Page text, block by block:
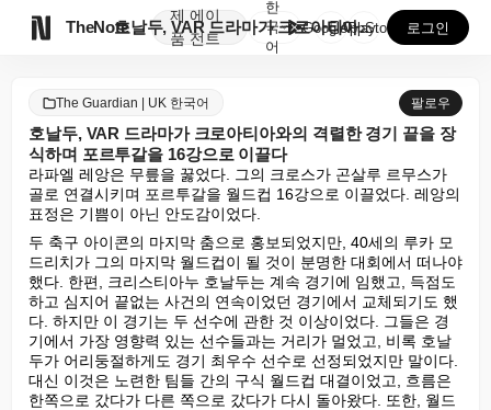
TheNote
제
품
에이
전트
호날두, VAR 드라마가 크로아티아와의 격렬한 경기 끝...
한
국
어
GooglePlay
AppStore 로그인
The Guardian | UK 한국어 팔로우
호날두, VAR 드라마가 크로아티아와의 격렬한 경기 끝을 장
식하며 포르투갈을 16강으로 이끌다
라파엘 레앙은 무릎을 꿇었다. 그의 크로스가 곤살루 르무스가
골로 연결시키며 포르투갈을 월드컵 16강으로 이끌었다. 레앙의
표정은 기쁨이 아닌 안도감이었다.
두 축구 아이콘의 마지막 춤으로 홍보되었지만, 40세의 루카 모
드리치가 그의 마지막 월드컵이 될 것이 분명한 대회에서 떠나야
했다. 한편, 크리스티아누 호날두는 계속 경기에 임했고, 득점도
하고 심지어 끝없는 사건의 연속이었던 경기에서 교체되기도 했
다. 하지만 이 경기는 두 선수에 관한 것 이상이었다. 그들은 경
기에서 가장 영향력 있는 선수들과는 거리가 멀었고, 비록 호날
두가 어리둥절하게도 경기 최우수 선수로 선정되었지만 말이다.
대신 이것은 노련한 팀들 간의 구식 월드컵 대결이었고, 흐름은
한쪽으로 갔다가 다른 쪽으로 갔다가 다시 돌아왔다. 또한, 월드